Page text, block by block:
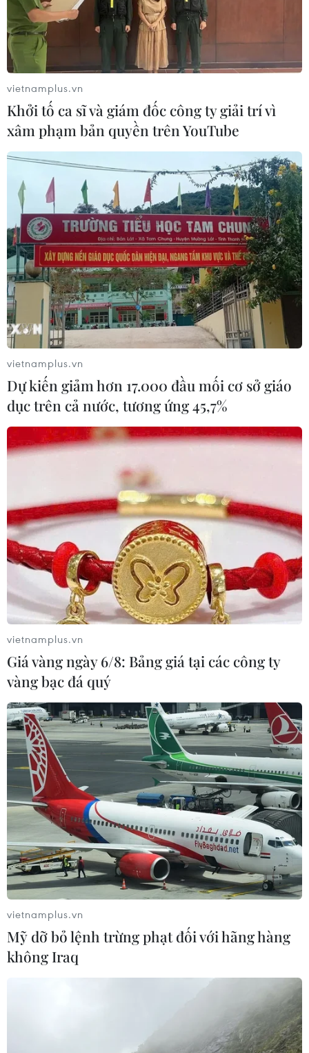
Bầu cử Mỹ: Tổng thống Trump nối lại
chiến dịch tranh cử tại nhiều bang
12/10/2020 23:06
Dự kiến, Tổng thống Trump cùng êkíp của mình sẽ lần
lượt tới các bang Pennsylvania, Iowa và North Carolina
trong các ngày tiếp theo.
vietnamplus.vn
Khởi tố ca sĩ và giám đốc công ty giải trí vì
xâm phạm bản quyền trên YouTube
vietnamplus.vn
Dự kiến giảm hơn 17.000 đầu mối cơ sở giáo
dục trên cả nước, tương ứng 45,7%
vietnamplus.vn
Giá vàng ngày 6/8: Bảng giá tại các công ty
vàng bạc đá quý
vietnamplus.vn
Mỹ dỡ bỏ lệnh trừng phạt đối với hãng hàng
không Iraq